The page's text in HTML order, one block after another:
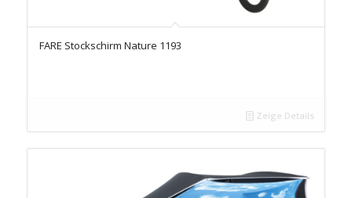
FARE Stockschirm Nature 1193
Zeige Details